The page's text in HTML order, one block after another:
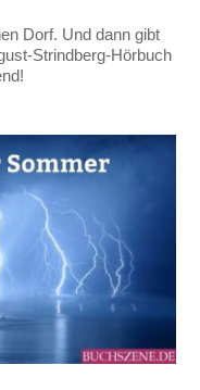
Dorf. Und dann gibt
Strindberg-Hörbuch